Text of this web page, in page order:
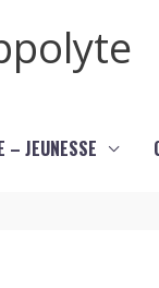
– JEUNESSE